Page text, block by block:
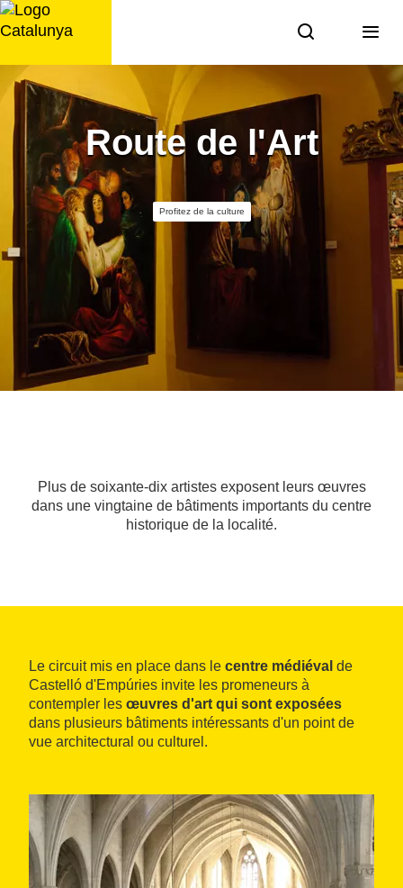
Aller
au
Route de l'Art
Profitez de la culture
Plus de soixante-dix artistes exposent leurs œuvres
dans une vingtaine de bâtiments importants du centre
historique de la localité.
Le circuit mis en place dans le centre médiéval de
Castelló d'Empúries invite les promeneurs à
contempler les œuvres d'art qui sont exposées
dans plusieurs bâtiments intéressants d'un point de
vue architectural ou culturel.